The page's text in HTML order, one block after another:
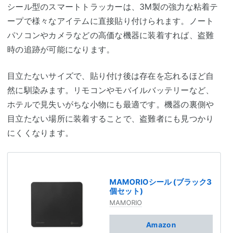
シール型のスマートトラッカーは、3M製の強力な粘着テ
ープで様々なアイテムに直接貼り付けられます。ノート
パソコンやカメラなどの高価な機器に装着すれば、盗難
時の追跡が可能になります。
目立たないサイズで、貼り付け後は存在を忘れるほど自
然に馴染みます。リモコンやモバイルバッテリーなど、
ホテルで見失いがちな小物にも最適です。機器の裏側や
目立たない場所に装着することで、盗難者にも見つかり
にくくなります。
MAMORIOシール (ブラック3
個セット)
MAMORIO
Amazon